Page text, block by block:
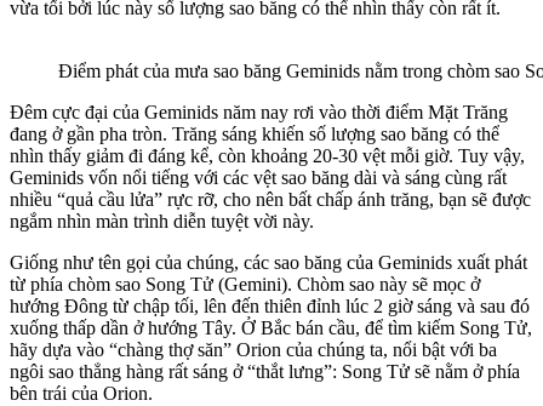
vừa tối bởi lúc này số lượng sao băng có thể nhìn thấy còn rất ít.
Điểm phát của mưa sao băng Geminids nằm trong chòm sao
Đêm cực đại của Geminids năm nay rơi vào thời điểm Mặt Trăng
đang ở gần pha tròn. Trăng sáng khiến số lượng sao băng có thể
nhìn thấy giảm đi đáng kể, còn khoảng 20-30 vệt mỗi giờ. Tuy vậy,
Geminids vốn nổi tiếng với các vệt sao băng dài và sáng cùng rất
nhiều “quả cầu lửa” rực rỡ, cho nên bất chấp ánh trăng, bạn sẽ được
ngắm nhìn màn trình diễn tuyệt vời này.
Giống như tên gọi của chúng, các sao băng của Geminids xuất phát
từ phía chòm sao Song Tử (Gemini). Chòm sao này sẽ mọc ở
hướng Đông từ chập tối, lên đến thiên đỉnh lúc 2 giờ sáng và sau đó
xuống thấp dần ở hướng Tây. Ở Bắc bán cầu, để tìm kiếm Song Tử,
hãy dựa vào “chàng thợ săn” Orion của chúng ta, nổi bật với ba
ngôi sao thẳng hàng rất sáng ở “thắt lưng”: Song Tử sẽ nằm ở phía
bên trái của Orion.